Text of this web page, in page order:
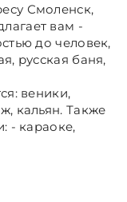
Смоленск,
вам -
до человек,
русская баня,
веники,
кальян. Также
- караоке,